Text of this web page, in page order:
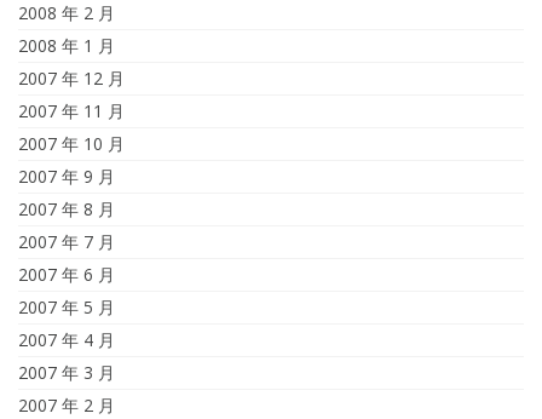
2008 年 2 月
2008 年 1 月
2007 年 12 月
2007 年 11 月
2007 年 10 月
2007 年 9 月
2007 年 8 月
2007 年 7 月
2007 年 6 月
2007 年 5 月
2007 年 4 月
2007 年 3 月
2007 年 2 月